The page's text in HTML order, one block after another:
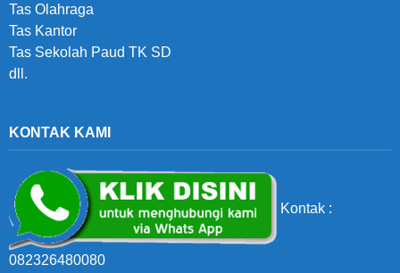
Tas Olahraga
Tas Kantor
Tas Sekolah Paud TK SD
dll.
KONTAK KAMI
Kontak :
082326480080